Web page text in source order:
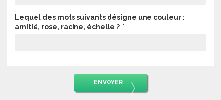
Lequel des mots suivants désigne une couleur :
amitié, rose, racine, échelle ?
ENVOYER